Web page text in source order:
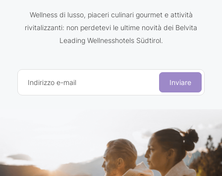
Wellness di lusso, piaceri culinari gourmet e attività
rivitalizzanti: non perdetevi le ultime novità dei Belvita
Leading Wellnesshotels Südtirol.
Indirizzo e-mail Inviare